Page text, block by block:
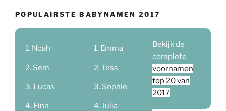
POPULAIRSTE BABYNAMEN 2017
Noah
Sem
Lucas
Finn
Emma
Tess
Sophie
Julia
Bekijk de
complete
voornamen
top 20 van
2017